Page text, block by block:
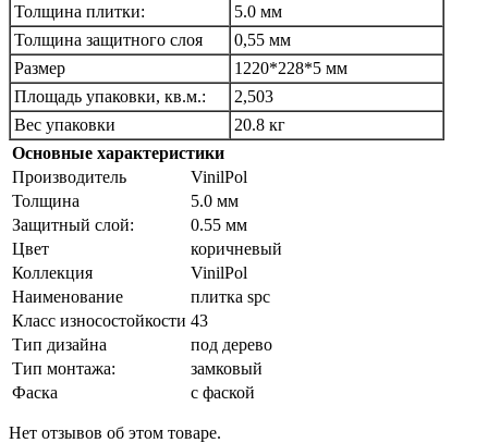
Толщина плитки:
5.0 мм
Толщина защитного слоя
0,55 мм
Размер
1220*228*5 мм
Площадь упаковки, кв.м.:
2,503
Вес упаковки
20.8 кг
Основные характеристики
Производитель
VinilPol
Толщина
5.0 мм
Защитный слой:
0.55 мм
Цвет
коричневый
Коллекция
VinilPol
Наименование
плитка spc
Класс износостойкости 43
Тип дизайна
под дерево
Тип монтажа:
замковый
Фаска
с фаской
Нет отзывов об этом товаре.